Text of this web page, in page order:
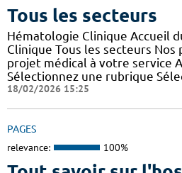
Tous les secteurs
Hématologie Clinique Accueil
Clinique Tous les secteurs Nos
projet médical à votre service
Sélectionnez une rubrique
18/02/2026 15:25
PAGES
relevance: 100%